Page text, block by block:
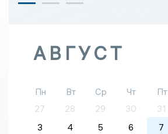
АВГУСТ
Пн Вт Ср Чт Пт
27
28 29 30 31
3
4 5 6 7